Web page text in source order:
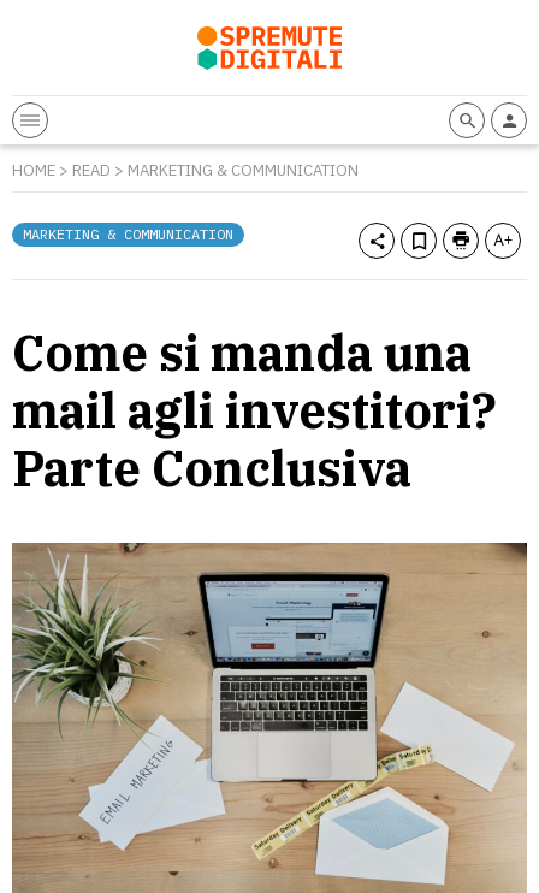
HOME > READ > MARKETING & COMMUNICATION
MARKETING & COMMUNICATION
Come si manda una
mail agli investitori?
Parte Conclusiva